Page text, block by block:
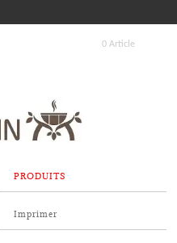
0 Article
PRODUITS
Imprimer